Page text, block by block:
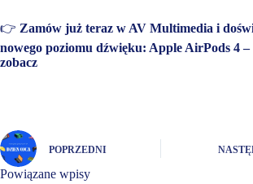
👉 Zamów już teraz w AV Multimedia i
nowego poziomu dźwięku: Apple AirPods 4
zobacz
POPRZEDNI
Powiązane wpisy